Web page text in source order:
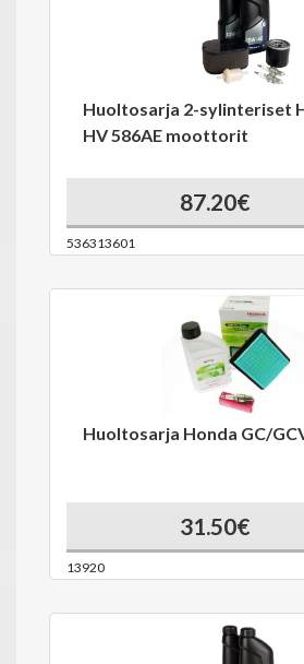
Huoltosarja 2-sylinteriset
HV 586AE moottorit
87.20€
536313601
Huoltosarja Honda GC/
31.50€
13920